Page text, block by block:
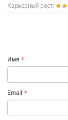
Карьерный рост:
Имя
Email